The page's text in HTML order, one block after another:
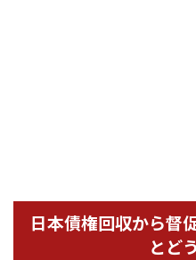
日本債権回収から督
とど